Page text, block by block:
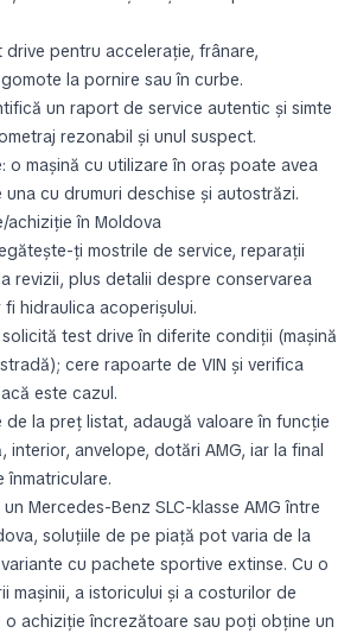
drive pentru accelerație, frânare,
la pornire sau în curbe.
un raport de service autentic și simte
rezonabil și unul suspect.
o mașină cu utilizare în oraș poate avea
cu drumuri deschise și autostrăzi.
achiziție în Moldova
ți mostrile de service, reparații
revizii, plus detalii despre conservarea
hidraulica acoperișului.
test drive în diferite condiții (mașină
cere rapoarte de VIN și verifica
este cazul.
de la preț listat, adaugă valoare în funcție
interior, anvelope, dotări AMG, iar la final
înmatriculare.
Mercedes-Benz SLC-klasse AMG între
soluțiile de pe piață pot varia de la
cu pachete sportive extinse. Cu o
mașinii, a istoricului și a costurilor de
achiziție încrezătoare sau poți obține un